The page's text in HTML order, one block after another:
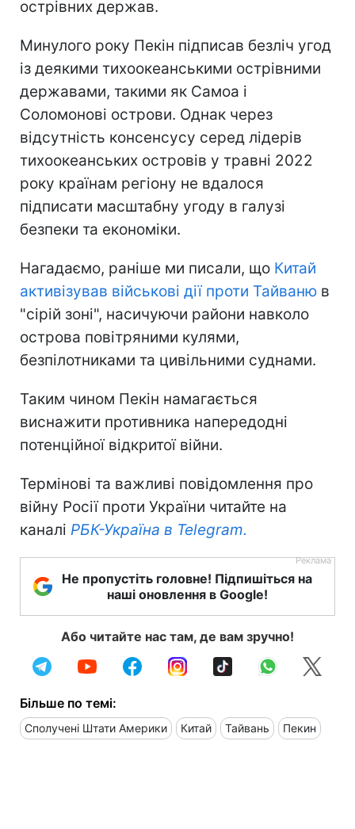
острівних держав.
Минулого року Пекін підписав безліч угод
із деякими тихоокеанськими острівними
державами, такими як Самоа і
Соломонові острови. Однак через
відсутність консенсусу серед лідерів
тихоокеанських островів у травні 2022
року країнам регіону не вдалося
підписати масштабну угоду в галузі
безпеки та економіки.
Нагадаємо, раніше ми писали, що Китай
активізував військові дії проти Тайваню в
"сірій зоні", насичуючи райони навколо
острова повітряними кулями,
безпілотниками та цивільними суднами.
Таким чином Пекін намагається
виснажити противника напередодні
потенційної відкритої війни.
Термінові та важливі повідомлення про
війну Росії проти України читайте на
каналі РБК-Україна в Telegram.
Не пропустіть головне! Підпишіться на
наші оновлення в Google!
Або читайте нас там, де вам зручно!
Більше по темі:
Сполучені Штати Америки Китай Тайвань Пекин